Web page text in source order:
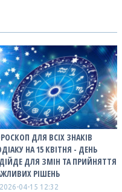
ДЛЯ ВСІХ ЗНАКІВ
НА 15 КВІТНЯ - ДЕНЬ
ДЛЯ ЗМІН ТА ПРИЙНЯТТЯ
РІШЕНЬ
04-15 12:32